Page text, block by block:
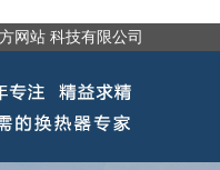
方网站 科技有限公司